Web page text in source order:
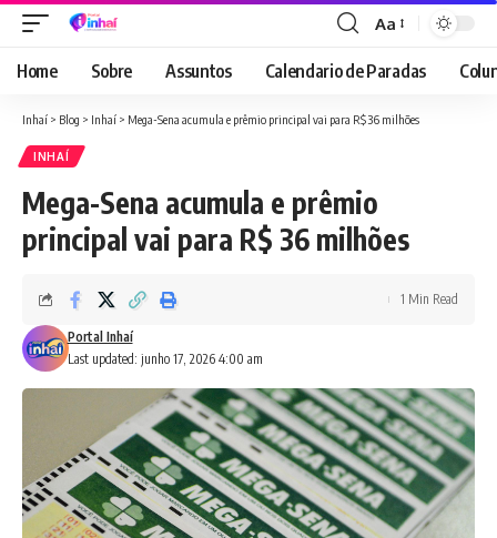
Font
Resizer
Aa
Home Sobre Assuntos Calendario de Paradas
Inhaí > Blog > Inhaí > Mega-Sena acumula e prêmio principal vai para R$ 36 milhões
INHAÍ
Mega-Sena acumula e prêmio
principal vai para R$ 36 milhões
Last updated: junho 17, 2026 4:00 am
Portal Inhaí
1 Min Read